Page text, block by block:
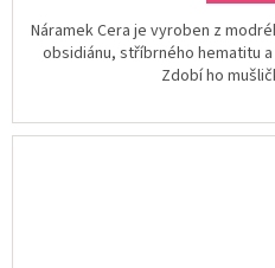
Náramek Cera je vyroben z
obsidiánu, stříbrného hematitu
Zdobí ho